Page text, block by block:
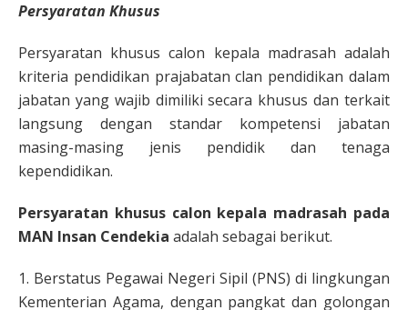
Persyaratan Khusus
Persyaratan khusus calon kepala madrasah adalah
kriteria pendidikan prajabatan clan pendidikan dalam
jabatan yang wajib dimiliki secara khusus dan terkait
langsung dengan standar kompetensi jabatan
masing-masing jenis pendidik dan tenaga
kependidikan.
Persyaratan khusus calon kepala madrasah pada
MAN Insan Cendekia adalah sebagai berikut.
1. Berstatus Pegawai Negeri Sipil (PNS) di lingkungan
Kementerian Agama, dengan pangkat dan golongan